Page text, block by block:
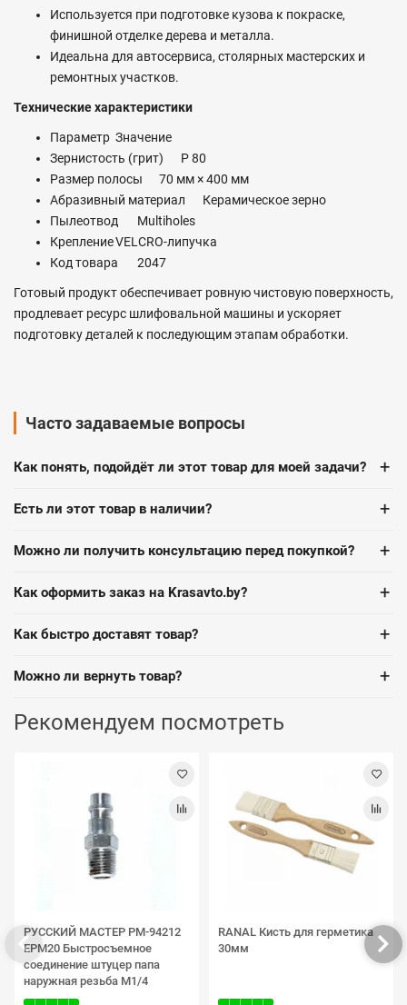
Используется при подготовке кузова к покраске,
финишной отделке дерева и металла.
Идеальна для автосервиса, столярных мастерских и
ремонтных участков.
Технические характеристики
Параметр Значение
Зернистость (грит)
P 80
Размер полосы
70 мм × 400 мм
Абразивный материал
Керамическое зерно
Пылеотвод
Multiholes
КреплениеVELCRO-липучка
Код товара
2047
Готовый продукт обеспечивает ровную чистовую поверхность,
продлевает ресурс шлифовальной машины и ускоряет
подготовку деталей к последующим этапам обработки.
Часто задаваемые вопросы
Как понять, подойдёт ли этот товар для моей задачи? +
Есть ли этот товар в наличии? +
Можно ли получить консультацию перед покупкой? +
Как оформить заказ на Krasavto.by? +
Как быстро доставят товар? +
Можно ли вернуть товар? +
Рекомендуем посмотреть
РУССКИЙ МАСТЕР РМ-94212
EPM20 Быстросъемное
соединение штуцер папа
наружная резьба M1/4
RANAL Кисть для герметика
30мм